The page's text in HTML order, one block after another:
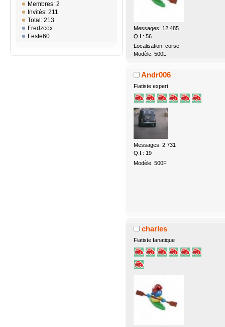
Membres: 2
Invités: 211
Total: 213
Fredzcox
Feste60
Messages: 12.485
Q.I.: 56
Localisation: corse
Modèle: 500L
Andr006
Fiatiste expert
Messages: 2.731
Q.I.: 19
Modèle: 500F
charles
Fiatiste fanatique